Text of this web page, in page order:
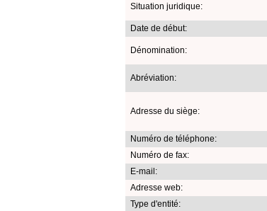
Situation juridique:
Date de début:
Dénomination:
Abréviation:
Adresse du siège:
Numéro de téléphone:
Numéro de fax:
E-mail:
Adresse web:
Type d'entité: